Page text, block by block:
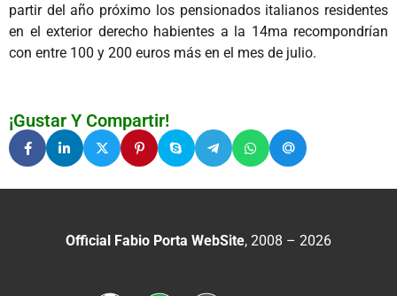
partir del año próximo los pensionados italianos residentes
en el exterior derecho habientes a la 14ma recompondrían
con entre 100 y 200 euros más en el mes de julio.
¡Gustar Y Compartir!
Official Fabio Porta WebSite, 2008 – 2026